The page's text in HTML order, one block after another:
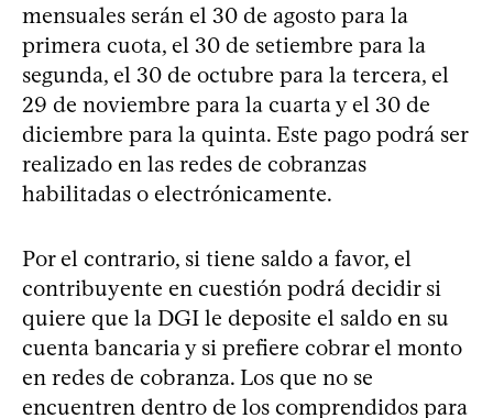
mensuales serán el 30 de agosto para la
primera cuota, el 30 de setiembre para la
segunda, el 30 de octubre para la tercera, el
29 de noviembre para la cuarta y el 30 de
diciembre para la quinta. Este pago podrá ser
realizado en las redes de cobranzas
habilitadas o electrónicamente.
Por el contrario, si tiene saldo a favor, el
contribuyente en cuestión podrá decidir si
quiere que la DGI le deposite el saldo en su
cuenta bancaria y si prefiere cobrar el monto
en redes de cobranza. Los que no se
encuentren dentro de los comprendidos para